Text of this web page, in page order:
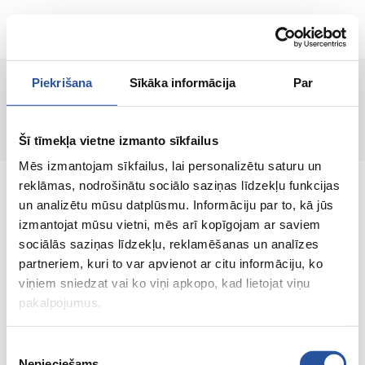
Piekrišana Sīkāka informācija Par
Šī tīmekļa vietne izmanto sīkfailus
Mēs izmantojam sīkfailus, lai personalizētu saturu un
reklāmas, nodrošinātu sociālo saziņas līdzekļu funkcijas
un analizētu mūsu datplūsmu. Informāciju par to, kā jūs
izmantojat mūsu vietni, mēs arī kopīgojam ar saviem
sociālās saziņas līdzekļu, reklamēšanas un analīzes
partneriem, kuri to var apvienot ar citu informāciju, ko
viņiem sniedzat vai ko viņi apkopo, kad lietojat viņu
pakalpojumus.
ET
Toodet ei leitud!
Veebipoodi soodsate hindade ja kvaliteetsete
toodetega, kus kliendi rahulolu on meie
peamine väärtus.
Koik sinu kodu ja aia jaoks!